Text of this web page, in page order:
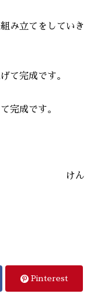
み立てをしていき
て完成です。
完成です。
けん
Pinterest